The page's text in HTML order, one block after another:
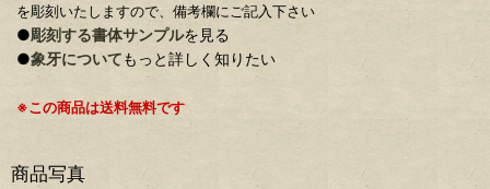
を彫刻いたしますので、備考欄にご記入下さい
●彫刻する書体サンプルを見る
●象牙についてもっと詳しく知りたい
※この商品は送料無料です
商品写真